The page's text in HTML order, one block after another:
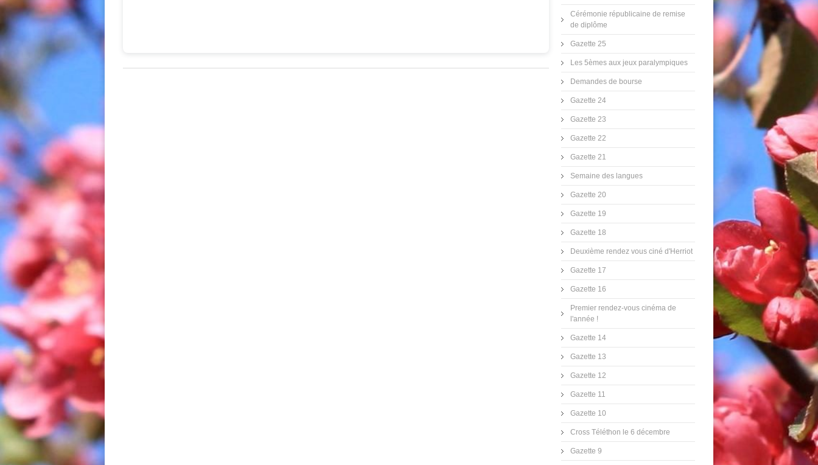
Cérémonie républicaine de remise
de diplôme
Gazette 25
Les 5èmes aux jeux paralympiques
Demandes de bourse
Gazette 24
Gazette 23
Gazette 22
Gazette 21
Semaine des langues
Gazette 20
Gazette 19
Gazette 18
Deuxième rendez vous ciné d'Herriot
Gazette 17
Gazette 16
Premier rendez-vous cinéma de
l'année !
Gazette 14
Gazette 13
Gazette 12
Gazette 11
Gazette 10
Cross Téléthon le 6 décembre
Gazette 9